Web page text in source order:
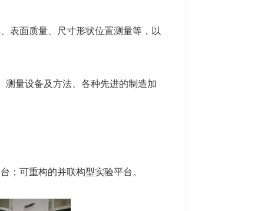
表面质量、尺寸形状位置测量等，以
量设备及方法、各种先进的制造加
；可重构的并联构型实验平台。